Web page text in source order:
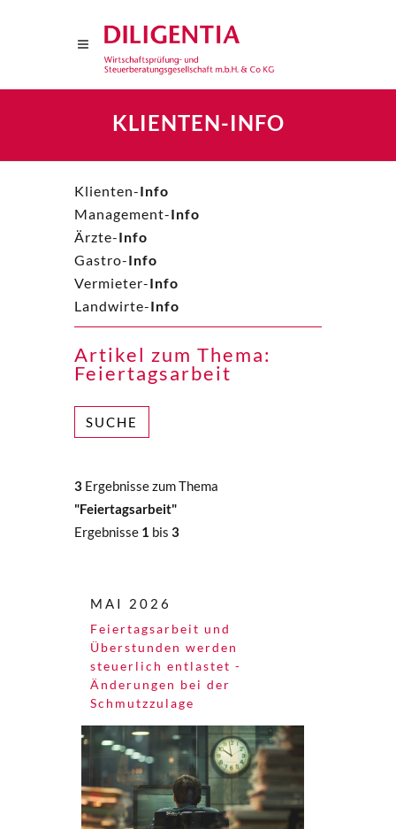
KLIENTEN-INFO
Klienten-Info
Management-Info
Ärzte-Info
Gastro-Info
Vermieter-Info
Landwirte-Info
Artikel zum Thema:
Feiertagsarbeit
SUCHE
3 Ergebnisse zum Thema
"Feiertagsarbeit"
Ergebnisse 1 bis 3
MAI 2026
Feiertagsarbeit und
Überstunden werden
steuerlich entlastet -
Änderungen bei der
Schmutzzulage